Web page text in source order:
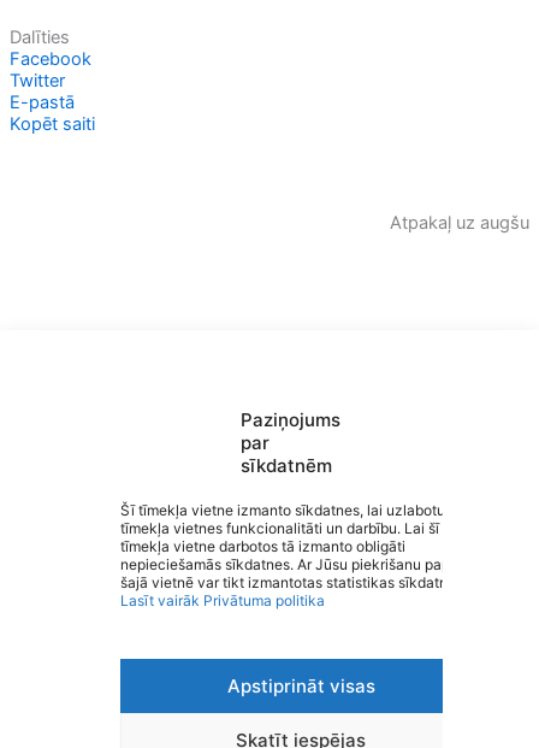
Paziņojums
par
sīkdatnēm
Šī tīmekļa vietne izmanto sīkdatnes, lai uzlabotu
tīmekļa vietnes funkcionalitāti un darbību. Lai šī
tīmekļa vietne darbotos tā izmanto obligāti
nepieciešamās sīkdatnes. Ar Jūsu piekrišanu papildus
šajā vietnē var tikt izmantotas statistikas sīkdatnes.
Lasīt vairāk Privātuma politika
Apstiprināt visas
Skatīt iespējas
Dalīties
Facebook
Twitter
E-pastā
Kopēt saiti
Atpakaļ uz augšu
Valmieras Sporta skola
Saziņa
Izvēlne
Ātrās saites
Sociālie tīkli
Privātuma politika